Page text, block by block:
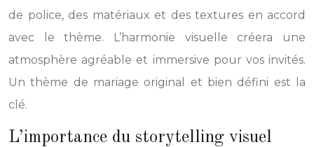
de police, des matériaux et des textures en accord
avec le thème. L’harmonie visuelle créera une
atmosphère agréable et immersive pour vos invités.
Un thème de mariage original et bien défini est la
clé.
L’importance du storytelling visuel